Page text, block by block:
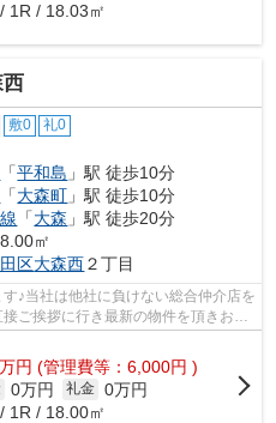
1R / 18.03㎡
敷0 礼0
「平和島 」駅 徒歩10分
「大森町 」駅 徒歩10分
「大森 」駅 徒歩20分
㎡
区大森西２丁目
♪当社は他社に負けない総合仲介店を
ご挨拶に行き最新の物件を頂きお客
万円 (管理費等：6,000円 )
0万円 礼金 0万円
1R / 18.00㎡